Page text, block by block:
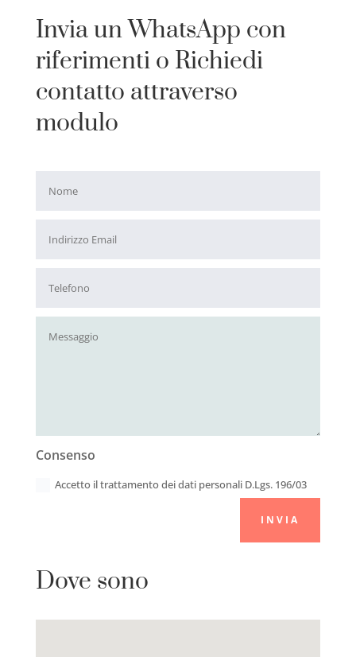
Invia un WhatsApp con
riferimenti o Richiedi
contatto attraverso
modulo
Consenso
Accetto il trattamento dei dati personali D.Lgs. 196/03
INVIA
Dove sono